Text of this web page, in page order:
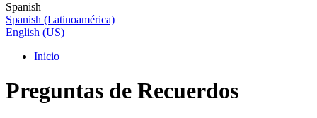
Spanish
Spanish (Latinoamérica)
English (US)
Inicio
Preguntas de Recuerdos